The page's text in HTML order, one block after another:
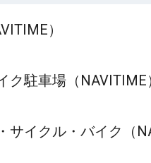
）
ク駐車場（NAVITIME
サイクル・バイク（